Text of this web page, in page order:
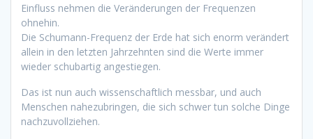
Einfluss nehmen die Veränderungen der Frequenzen
ohnehin.
Die Schumann-Frequenz der Erde hat sich enorm verändert
allein in den letzten Jahrzehnten sind die Werte immer
wieder schubartig angestiegen.
Das ist nun auch wissenschaftlich messbar, und auch
Menschen nahezubringen, die sich schwer tun solche Dinge
nachzuvollziehen.